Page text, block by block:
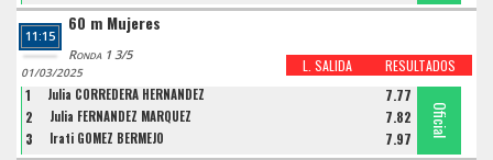
11:15
60 m Mujeres
Ronda 1 3/5
L. SALIDA RESULTADOS
01/03/2025
1 Julia CORREDERA HERNANDEZ 7.77
Oficial
2 Julia FERNANDEZ MARQUEZ 7.82 Oficial
3 Irati GOMEZ BERMEJO 7.97
Oficial